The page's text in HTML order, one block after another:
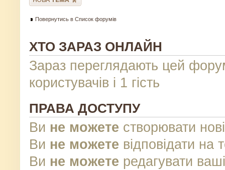
Повернутись в Список форумів
ХТО ЗАРАЗ ОНЛАЙН
Зараз переглядають цей
користувачів і 1 гість
ПРАВА ДОСТУПУ
Ви не можете створювати
Ви не можете відповідати
Ви не можете редагувати